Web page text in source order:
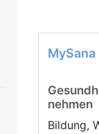
MySana
nehmen
Bildung,